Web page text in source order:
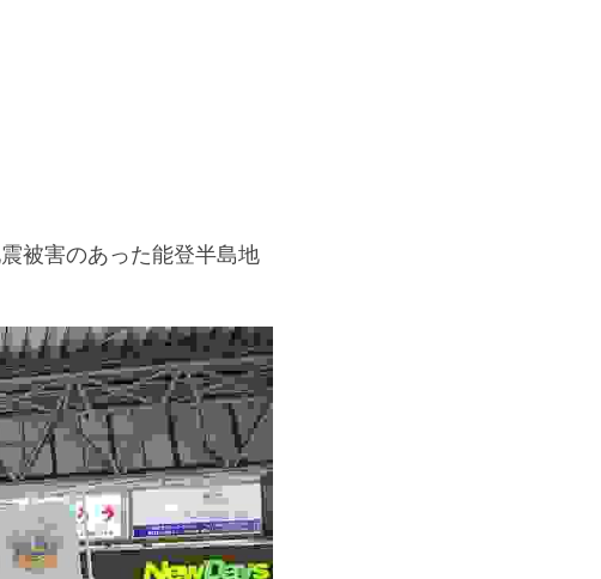
被害のあった能登半島地